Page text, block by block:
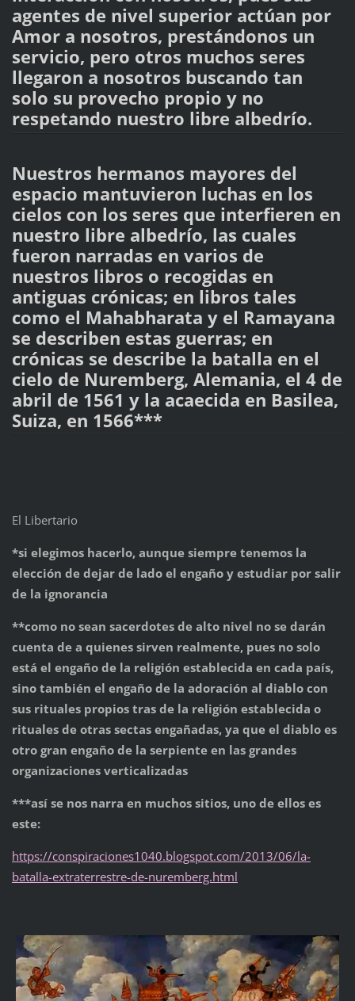
agentes de nivel superior actúan por
Amor a nosotros, prestándonos un
servicio, pero otros muchos seres
llegaron a nosotros buscando tan
solo su provecho propio y no
respetando nuestro libre albedrío.
Nuestros hermanos mayores del
espacio mantuvieron luchas en los
cielos con los seres que interfieren en
nuestro libre albedrío, las cuales
fueron narradas en varios de
nuestros libros o recogidas en
antiguas crónicas; en libros tales
como el Mahabharata y el Ramayana
se describen estas guerras; en
crónicas se describe la batalla en el
cielo de Nuremberg, Alemania, el 4 de
abril de 1561 y la acaecida en Basilea,
Suiza, en 1566***
El Libertario
*si elegimos hacerlo, aunque siempre tenemos la
elección de dejar de lado el engaño y estudiar por salir
de la ignorancia
**como no sean sacerdotes de alto nivel no se darán
cuenta de a quienes sirven realmente, pues no solo
está el engaño de la religión establecida en cada país,
sino también el engaño de la adoración al diablo con
sus rituales propios tras de la religión establecida o
rituales de otras sectas engañadas, ya que el diablo es
otro gran engaño de la serpiente en las grandes
organizaciones verticalizadas
***así se nos narra en muchos sitios, uno de ellos es
este:
https://conspiraciones1040.blogspot.com/2013/06/la-
batalla-extraterrestre-de-nuremberg.html